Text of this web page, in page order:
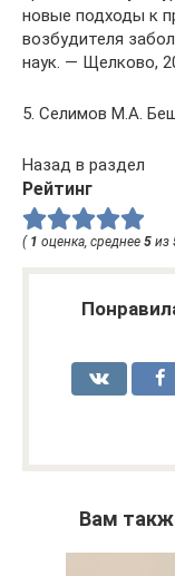
новые подходы к
возбудителя
наук. — Щелково,
5. Селимов М.А.
Назад в раздел
Рейтинг
( 1 оценка, среднее 5 из
Вам